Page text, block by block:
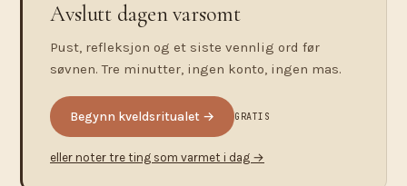
Avslutt dagen varsomt
Pust, refleksjon og et siste vennlig ord før
søvnen. Tre minutter, ingen konto, ingen mas.
Begynn kveldsritualet → GRATIS
eller noter tre ting som varmet i dag →